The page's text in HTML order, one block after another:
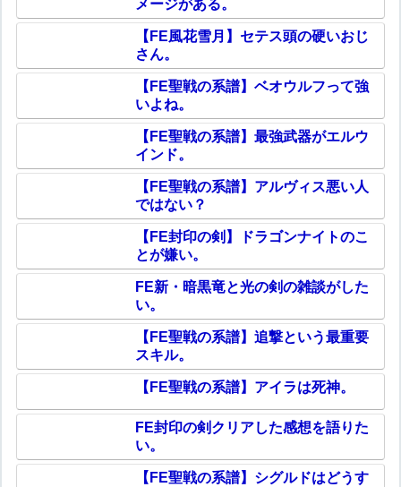
メージがある。
【FE風花雪月】セテス頭の硬いおじ
さん。
【FE聖戦の系譜】ベオウルフって強
いよね。
【FE聖戦の系譜】最強武器がエルウ
インド。
【FE聖戦の系譜】アルヴィス悪い人
ではない？
【FE封印の剣】ドラゴンナイトのこ
とが嫌い。
FE新・暗黒竜と光の剣の雑談がした
い。
【FE聖戦の系譜】追撃という最重要
スキル。
【FE聖戦の系譜】アイラは死神。
FE封印の剣クリアした感想を語りた
い。
【FE聖戦の系譜】シグルドはどうす